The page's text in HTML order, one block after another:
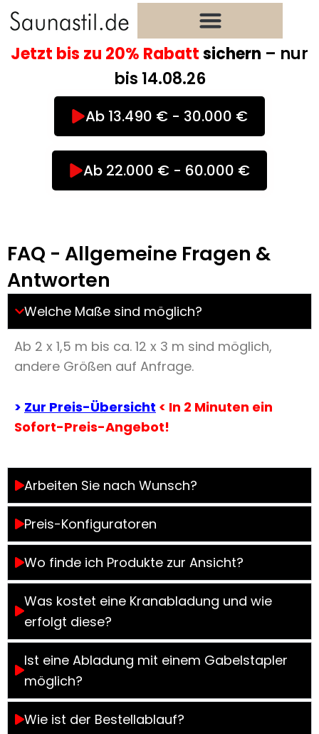
Zum
Inhalt
springen
Jetzt bis zu 20% Rabattsichern – nur
bis 14.08.26
Ab 13.490 € - 30.000 €
Ab 22.000 € - 60.000 €
FAQ - Allgemeine Fragen &
Antworten
Welche Maße sind möglich?
Ab 2 x 1,5 m bis ca. 12 x 3 m sind möglich,
andere Größen auf Anfrage.
> Zur Preis-Übersicht < In 2 Minuten ein
Sofort-Preis-Angebot!
Arbeiten Sie nach Wunsch?
Preis-Konfiguratoren
Wo finde ich Produkte zur Ansicht?
Was kostet eine Kranabladung und wie
erfolgt diese?
Ist eine Abladung mit einem Gabelstapler
möglich?
Wie ist der Bestellablauf?